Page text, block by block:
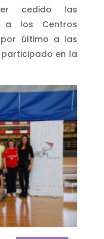
cedido las
a los Centros
último a las
en la